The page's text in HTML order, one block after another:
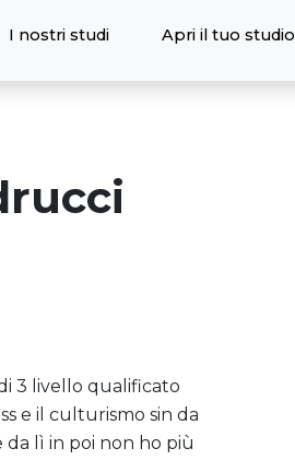
I nostri studi Apri il tuo studio
3 livello qualificato
e il culturismo sin da
da lì in poi non ho più